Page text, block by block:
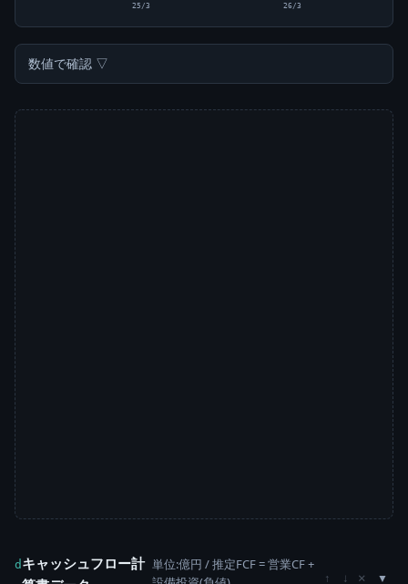
25/3 26/3
数値で確認 ▽
d キャッシュフロー計 単位:億円 / 推定FCF = 営業CF +
↑ ↓ ×